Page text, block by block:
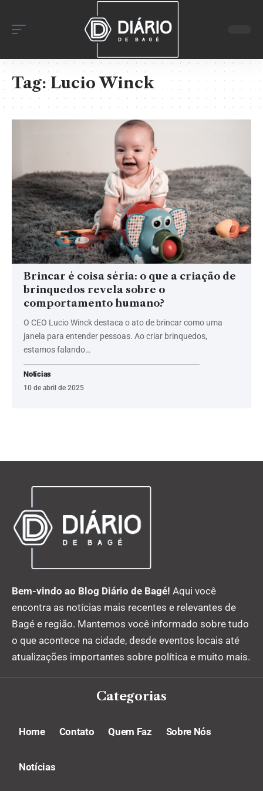
Tag:Lucio Winck
Brincar é coisa séria: o que a criação de
brinquedos revela sobre o
comportamento humano?
O CEO Lucio Winck destaca o ato de brincar como uma
janela para entender pessoas. Ao criar brinquedos,
estamos falando…
Notícias
10 de abril de 2025
Bem-vindo ao Blog Diário de Bagé! Aqui você
encontra as notícias mais recentes e relevantes de
Bagé e região. Mantemos você informado sobre tudo
o que acontece na cidade, desde eventos locais até
atualizações importantes sobre política e muito mais.
Categorias
Home Contato Quem Faz Sobre Nós
Notícias